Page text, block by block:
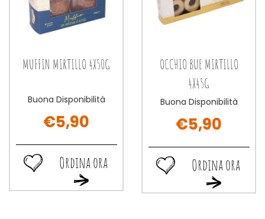
MUFFIN MIRTILLO 4X50G
Buona Disponibilità
€5,90
Ordina ora
Ordina
ora MUFFIN
Ordina
MIRTILLO
OCCHIO BUE MIRTILLO
4X45G
Buona Disponibilità
€5,90
Ordina ora
Ordina
ora OCCHIO
Ordina
ora OCCHIO
BUE